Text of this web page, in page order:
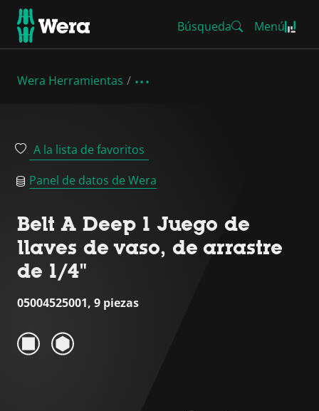
Búsqueda Menú
Wera Herramientas
A la lista de favoritos
Panel de datos de Wera
Belt A Deep 1 Juego de
llaves de vaso, de arrastre
de 1/4"
05004525001, 9 piezas